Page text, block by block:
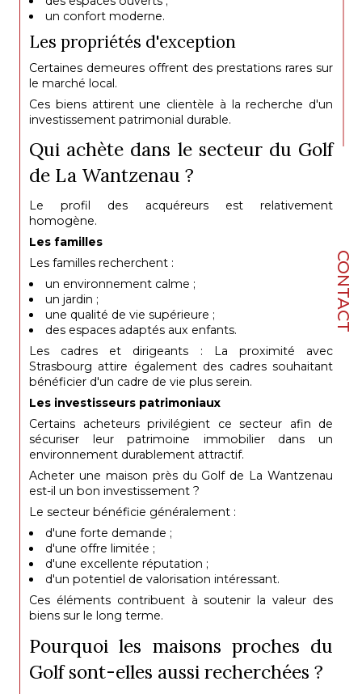
CONTACT
un confort moderne.
Les propriétés d'exception
Certaines demeures offrent des prestations rares sur
le marché local.
Ces biens attirent une clientèle à la recherche d'un
investissement patrimonial durable.
Qui achète dans le secteur du Golf
de La Wantzenau ?
Le profil des acquéreurs est relativement
homogène.
Les familles
Les familles recherchent :
un environnement calme ;
un jardin ;
une qualité de vie supérieure ;
des espaces adaptés aux enfants.
Les cadres et dirigeants : La proximité avec
Strasbourg attire également des cadres souhaitant
bénéficier d'un cadre de vie plus serein.
Les investisseurs patrimoniaux
Certains acheteurs privilégient ce secteur afin de
sécuriser leur patrimoine immobilier dans un
environnement durablement attractif.
Acheter une maison près du Golf de La Wantzenau
est-il un bon investissement ?
Le secteur bénéficie généralement :
d'une forte demande ;
d'une offre limitée ;
d'une excellente réputation ;
d'un potentiel de valorisation intéressant.
Ces éléments contribuent à soutenir la valeur des
biens sur le long terme.
Pourquoi les maisons proches du
Golf sont-elles aussi recherchées ?